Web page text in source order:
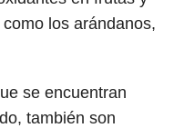
los arándanos,
se encuentran
también son